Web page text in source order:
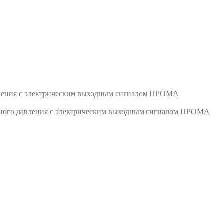
с электрическим выходным сигналом ПРОМА
давления с электрическим выходным сигналом ПРОМА